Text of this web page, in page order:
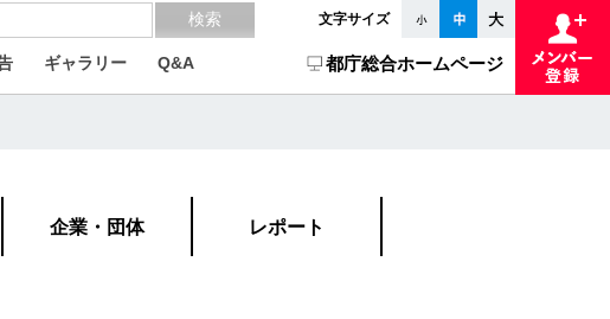
文字サイズ
ギャラリー Q&A 都庁総合ホームページ
企業・団体 レポート